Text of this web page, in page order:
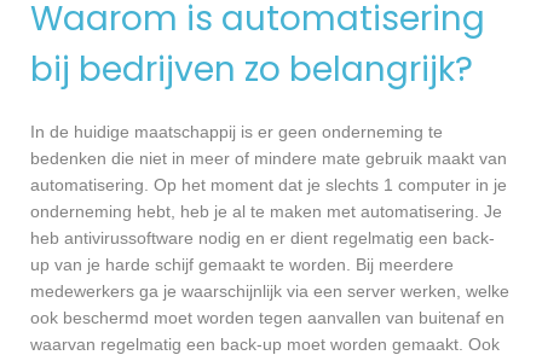
Waarom is automatisering
bij bedrijven zo belangrijk?
In de huidige maatschappij is er geen onderneming te
bedenken die niet in meer of mindere mate gebruik maakt van
automatisering. Op het moment dat je slechts 1 computer in je
onderneming hebt, heb je al te maken met automatisering. Je
heb antivirussoftware nodig en er dient regelmatig een back-
up van je harde schijf gemaakt te worden. Bij meerdere
medewerkers ga je waarschijnlijk via een server werken, welke
ook beschermd moet worden tegen aanvallen van buitenaf en
waarvan regelmatig een back-up moet worden gemaakt. Ook